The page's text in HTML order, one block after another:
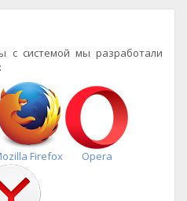
с системой мы разработали
Firefox Opera